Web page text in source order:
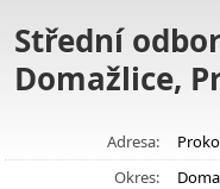
Střední
Domažlice,
Adresa:
Okres: